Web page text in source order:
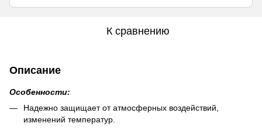
К сравнению
Описание
Особенности:
Надежно защищает от атмосферных воздействий,
изменений температур.